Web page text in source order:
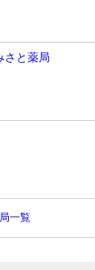
さと薬局
一覧